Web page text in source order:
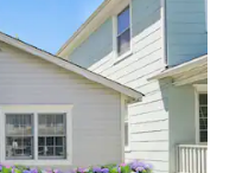
destacados